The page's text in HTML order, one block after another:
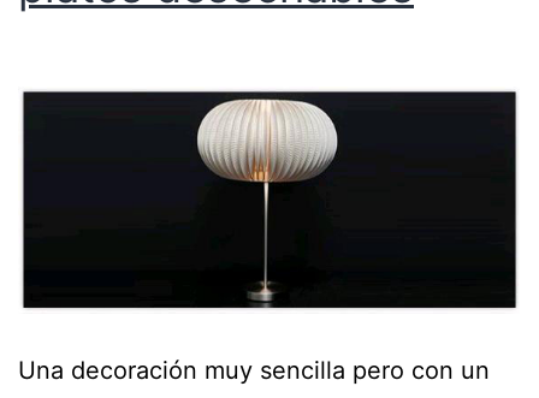
Una decoración muy sencilla pero con un